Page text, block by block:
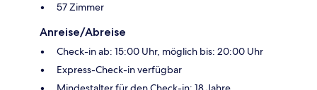
57 Zimmer
Anreise/Abreise
Check-in ab: 15:00 Uhr, möglich bis: 20:00 Uhr
Express-Check-in verfügbar